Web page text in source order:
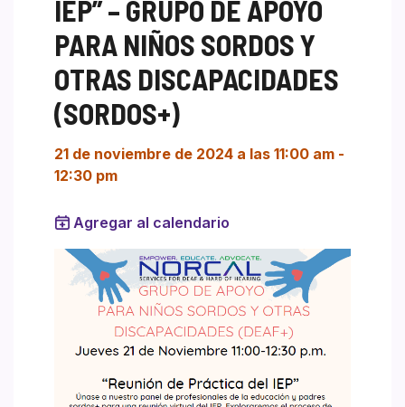
IEP” – GRUPO DE APOYO
PARA NIÑOS SORDOS Y
OTRAS DISCAPACIDADES
(SORDOS+)
21 de noviembre de 2024 a las 11:00 am -
12:30 pm
Agregar al calendario